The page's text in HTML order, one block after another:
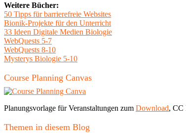
Weitere Bücher:
50 Tipps für barrierefreie Websites
Bionik-Projekte für den Unterricht
33 Ideen Digitale Medien Biologie
WebQuests 5-7
WebQuests 8-10
Mysterys Biologie 5-10
Course Planning Canvas
Planungsvorlage für Veranstaltungen zum Download, CC
Themen in diesem Blog